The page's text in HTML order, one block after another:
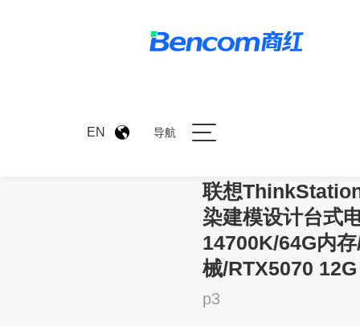
EN 导航
联想
染建模设计台式
14700K/64G内
械/RTX5070 12G
p3